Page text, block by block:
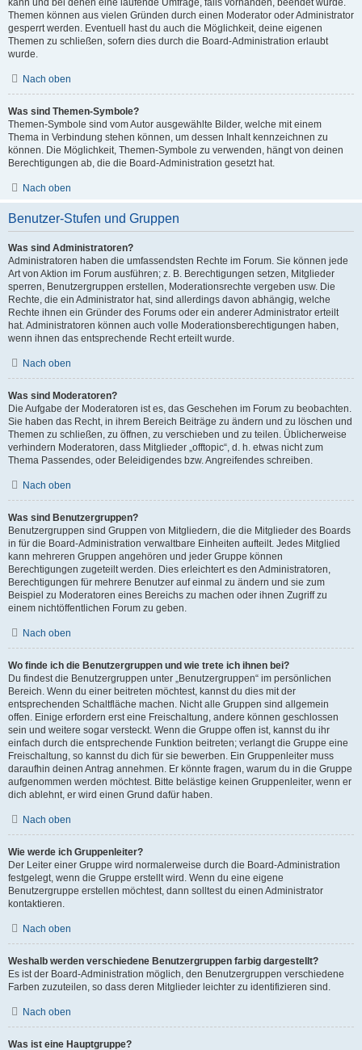
kann und bei denen eine laufende Umfrage, falls vorhanden, beendet wurde.
Themen können aus vielen Gründen durch einen Moderator oder Administrator
gesperrt werden. Eventuell hast du auch die Möglichkeit, deine eigenen
Themen zu schließen, sofern dies durch die Board-Administration erlaubt
wurde.
Nach oben
Was sind Themen-Symbole?
Themen-Symbole sind vom Autor ausgewählte Bilder, welche mit einem
Thema in Verbindung stehen können, um dessen Inhalt kennzeichnen zu
können. Die Möglichkeit, Themen-Symbole zu verwenden, hängt von deinen
Berechtigungen ab, die die Board-Administration gesetzt hat.
Nach oben
Benutzer-Stufen und Gruppen
Was sind Administratoren?
Administratoren haben die umfassendsten Rechte im Forum. Sie können jede
Art von Aktion im Forum ausführen; z. B. Berechtigungen setzen, Mitglieder
sperren, Benutzergruppen erstellen, Moderationsrechte vergeben usw. Die
Rechte, die ein Administrator hat, sind allerdings davon abhängig, welche
Rechte ihnen ein Gründer des Forums oder ein anderer Administrator erteilt
hat. Administratoren können auch volle Moderationsberechtigungen haben,
wenn ihnen das entsprechende Recht erteilt wurde.
Nach oben
Was sind Moderatoren?
Die Aufgabe der Moderatoren ist es, das Geschehen im Forum zu beobachten.
Sie haben das Recht, in ihrem Bereich Beiträge zu ändern und zu löschen und
Themen zu schließen, zu öffnen, zu verschieben und zu teilen. Üblicherweise
verhindern Moderatoren, dass Mitglieder „offtopic“, d. h. etwas nicht zum
Thema Passendes, oder Beleidigendes bzw. Angreifendes schreiben.
Nach oben
Was sind Benutzergruppen?
Benutzergruppen sind Gruppen von Mitgliedern, die die Mitglieder des Boards
in für die Board-Administration verwaltbare Einheiten aufteilt. Jedes Mitglied
kann mehreren Gruppen angehören und jeder Gruppe können
Berechtigungen zugeteilt werden. Dies erleichtert es den Administratoren,
Berechtigungen für mehrere Benutzer auf einmal zu ändern und sie zum
Beispiel zu Moderatoren eines Bereichs zu machen oder ihnen Zugriff zu
einem nichtöffentlichen Forum zu geben.
Nach oben
Wo finde ich die Benutzergruppen und wie trete ich ihnen bei?
Du findest die Benutzergruppen unter „Benutzergruppen“ im persönlichen
Bereich. Wenn du einer beitreten möchtest, kannst du dies mit der
entsprechenden Schaltfläche machen. Nicht alle Gruppen sind allgemein
offen. Einige erfordern erst eine Freischaltung, andere können geschlossen
sein und weitere sogar versteckt. Wenn die Gruppe offen ist, kannst du ihr
einfach durch die entsprechende Funktion beitreten; verlangt die Gruppe eine
Freischaltung, so kannst du dich für sie bewerben. Ein Gruppenleiter muss
daraufhin deinen Antrag annehmen. Er könnte fragen, warum du in die Gruppe
aufgenommen werden möchtest. Bitte belästige keinen Gruppenleiter, wenn er
dich ablehnt, er wird einen Grund dafür haben.
Nach oben
Wie werde ich Gruppenleiter?
Der Leiter einer Gruppe wird normalerweise durch die Board-Administration
festgelegt, wenn die Gruppe erstellt wird. Wenn du eine eigene
Benutzergruppe erstellen möchtest, dann solltest du einen Administrator
kontaktieren.
Nach oben
Weshalb werden verschiedene Benutzergruppen farbig dargestellt?
Es ist der Board-Administration möglich, den Benutzergruppen verschiedene
Farben zuzuteilen, so dass deren Mitglieder leichter zu identifizieren sind.
Nach oben
Was ist eine Hauptgruppe?